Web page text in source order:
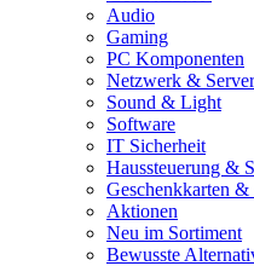
Audio
Gaming
PC Komponenten
Netzwerk & Server
Sound & Light
Software
IT Sicherheit
Haussteuerung &
Geschenkkarten &
Aktionen
Neu im Sortiment
Bewusste